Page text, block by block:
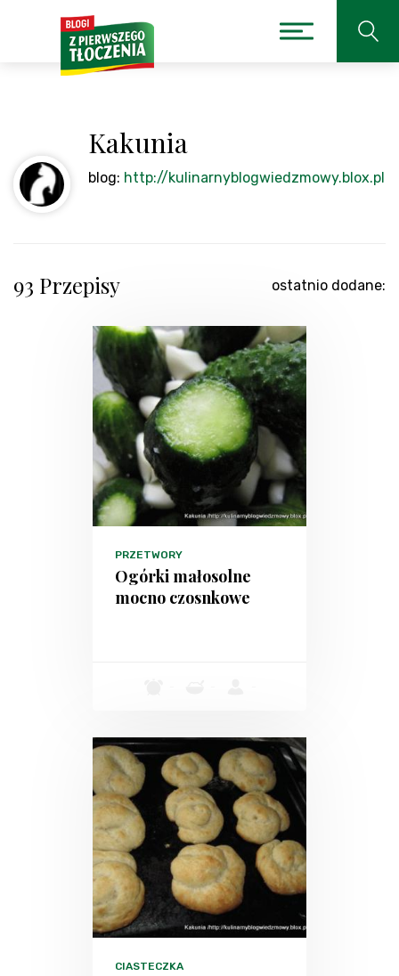
Kakunia
blog: http://kulinarnyblogwiedzmowy.blox.pl
93 Przepisy ostatnio dodane:
PRZETWORY
Ogórki małosolne
mocno czosnkowe
CIASTECZKA